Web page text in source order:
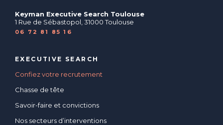
Keyman Executive Search Toulouse
1 Rue de Sébastopol, 31000 Toulouse
06 72 81 85 16
EXECUTIVE SEARCH
Confiez votre recrutement
Chasse de tête
Savoir-faire et convictions
Nos secteurs d’interventions